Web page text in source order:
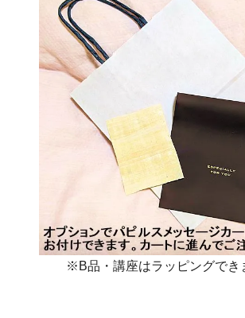
※B品・講座はラッピングでき